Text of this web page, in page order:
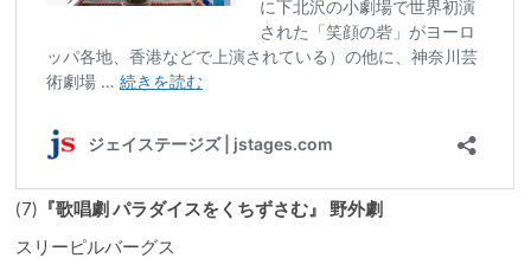
(7) 『歌唱劇 パラダイスをくちずさむ』 野外劇
スリーピルバーグス